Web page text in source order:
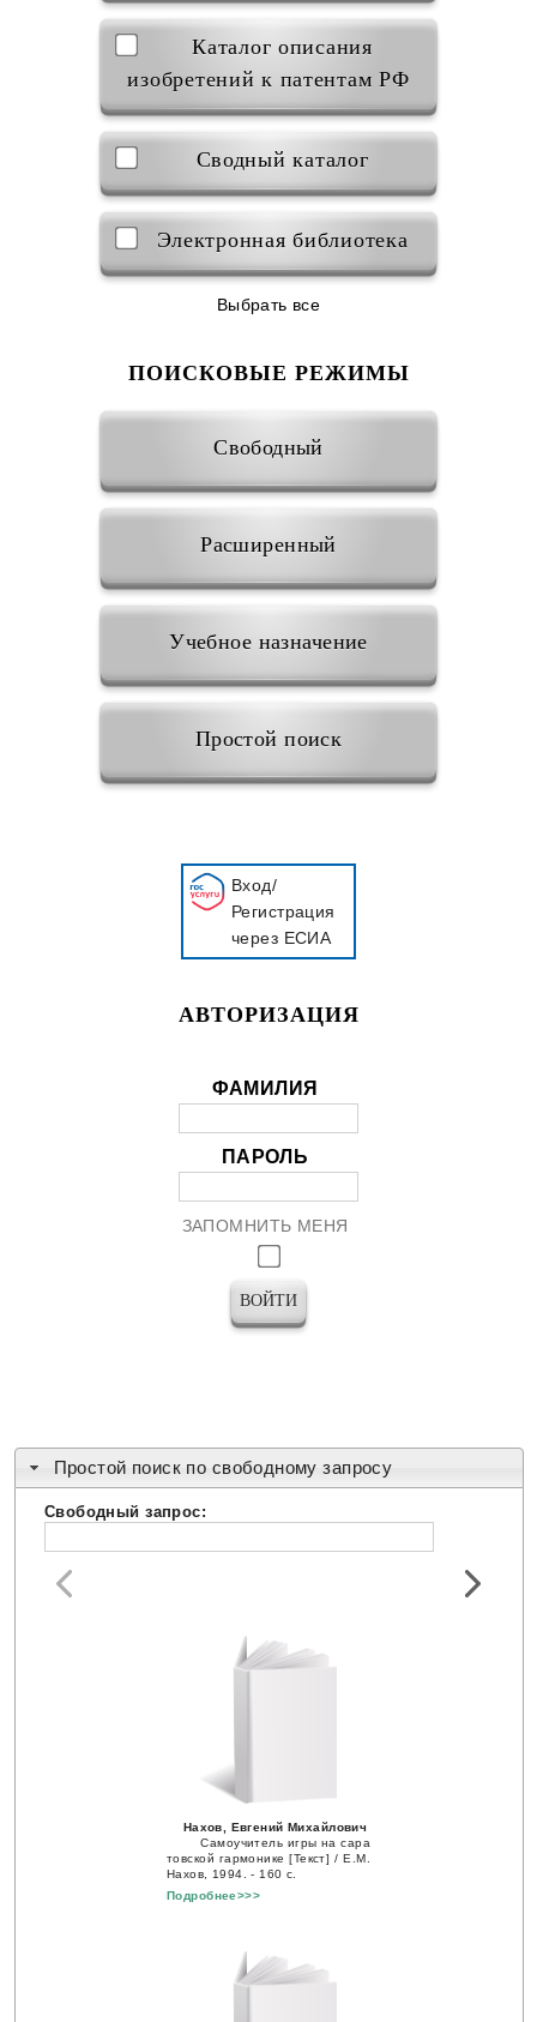
Каталог описания
изобретений к патентам РФ
Сводный каталог
Электронная библиотека
Выбрать все
ПОИСКОВЫЕ РЕЖИМЫ
Свободный
Расширенный
Учебное назначение
Простой поиск
Вход/
Регистрация
через ЕСИА
АВТОРИЗАЦИЯ
ФАМИЛИЯ
ПАРОЛЬ
ЗАПОМНИТЬ МЕНЯ
Простой поиск по свободному запросу
Свободный запрос:
Нахов, Евгений Михайлович
Самоучитель игры на сара
товской гармонике [Текст] / Е.М.
Нахов, 1994. - 160 с.
Подробнее>>>